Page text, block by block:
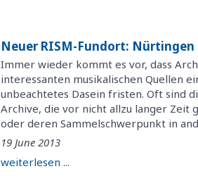
Neuer RISM-Fundort:
Immer wieder kommt es vor, dass
interessanten musikalischen Quellen
unbeachtetes Dasein fristen. Oft sind
Archive, die vor nicht allzu langer Zeit
oder deren Sammelschwerpunkt in
19 June 2013
weiterlesen ...